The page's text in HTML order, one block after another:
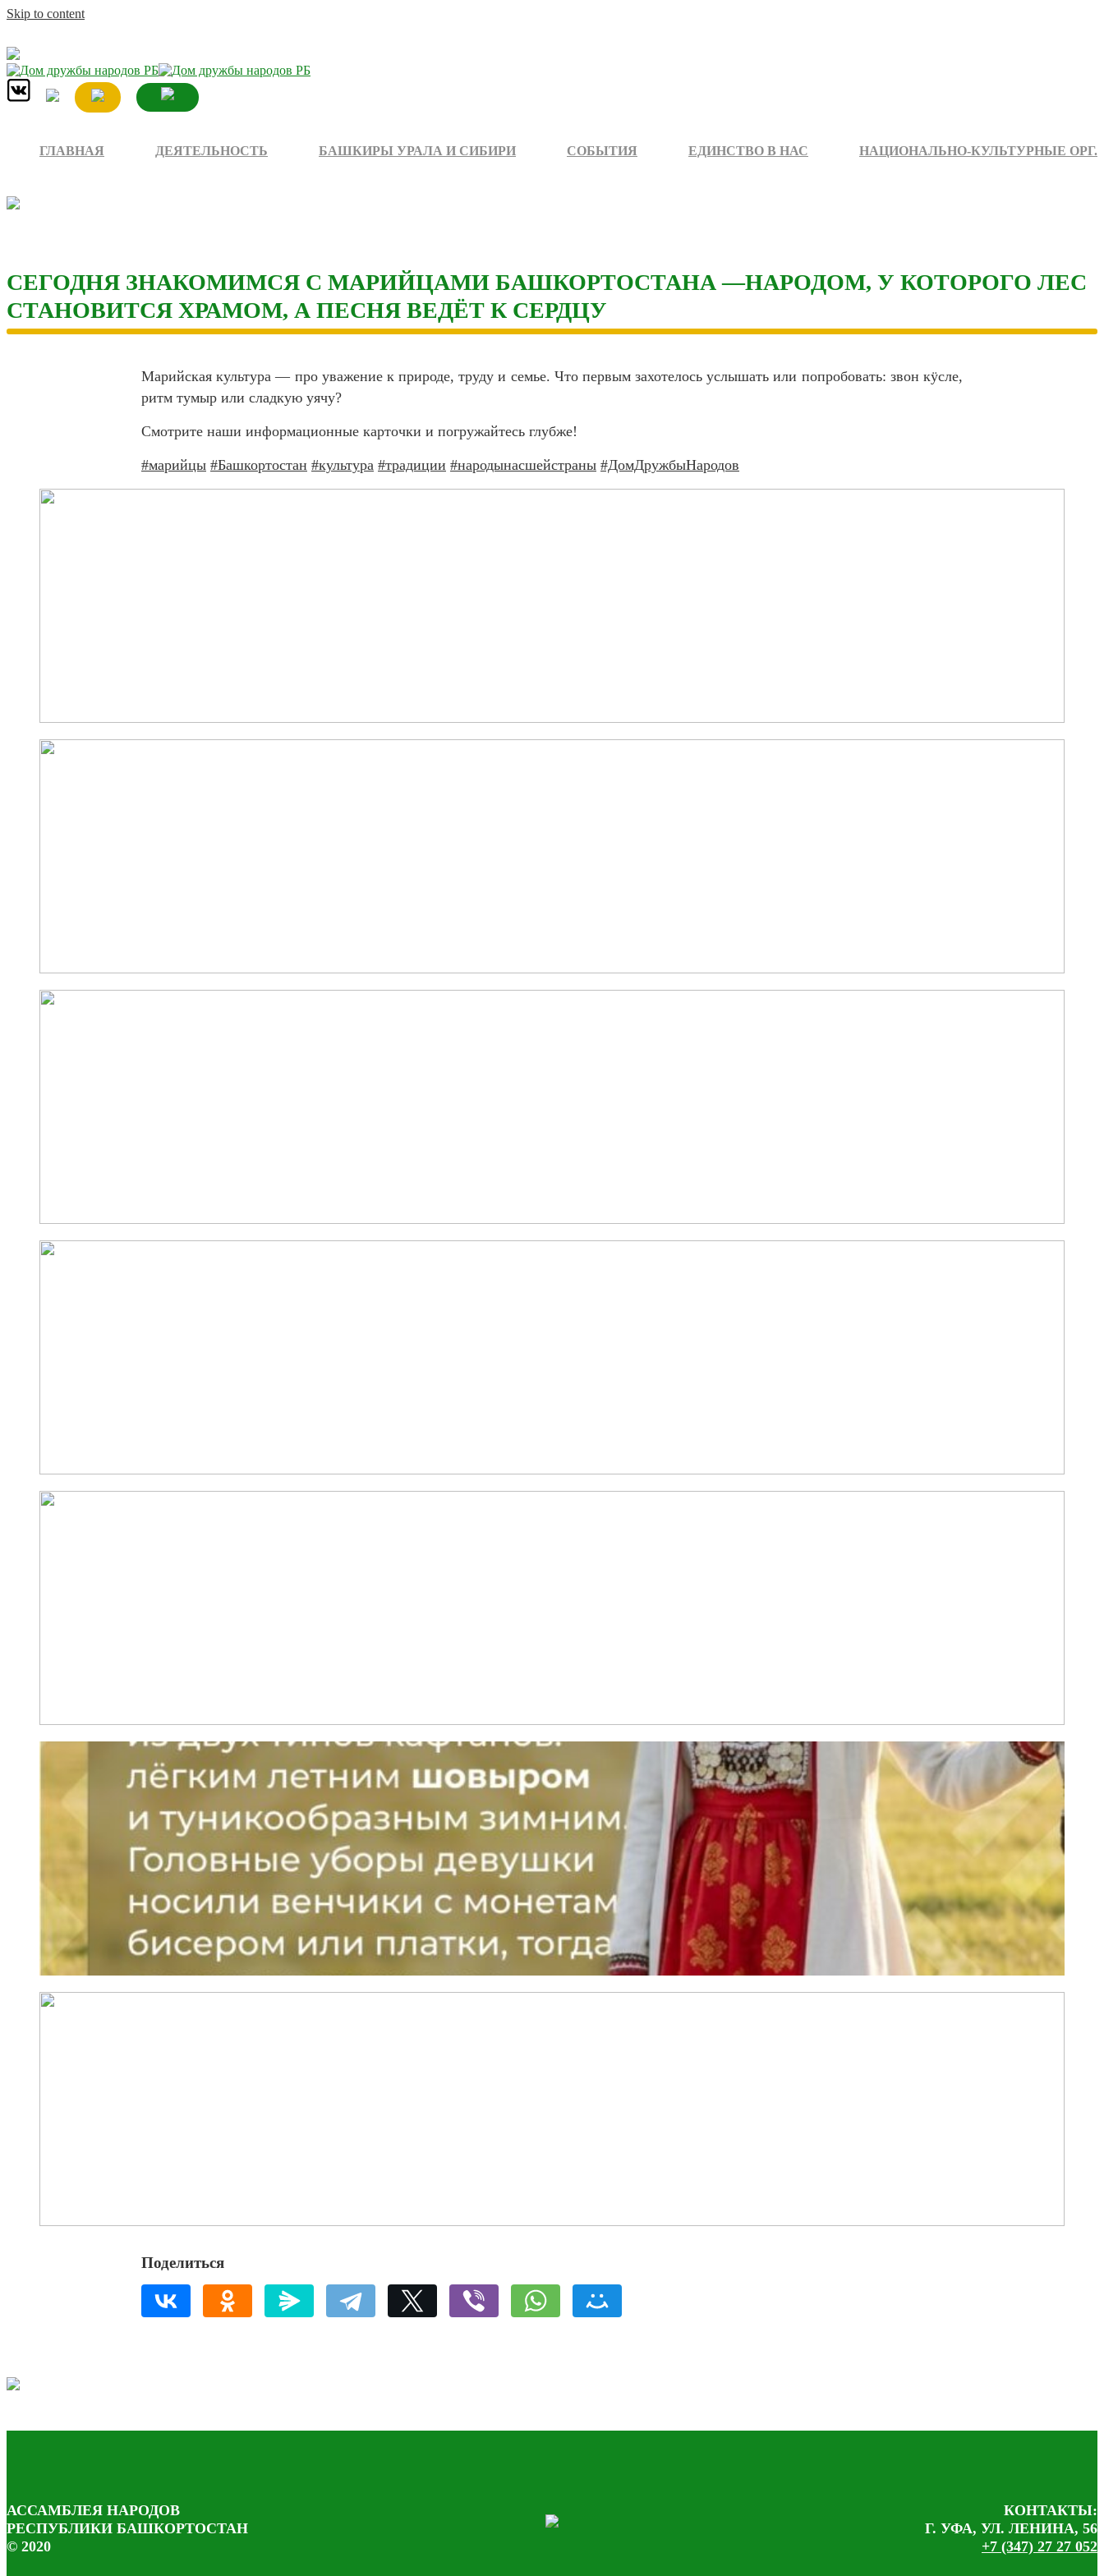
Skip to content
ГЛАВНАЯ ДЕЯТЕЛЬНОСТЬ БАШКИРЫ УРАЛА И СИБИРИ СОБЫТИЯ ЕДИНСТВО В НАС НАЦИОНАЛЬНО-КУЛЬТУРНЫЕ ОРГ.
СЕГОДНЯ ЗНАКОМИМСЯ С МАРИЙЦАМИ БАШКОРТОСТАНА —НАРОДОМ, У КОТОРОГО ЛЕС
СТАНОВИТСЯ ХРАМОМ, А ПЕСНЯ ВЕДЁТ К СЕРДЦУ
Марийская культура — про уважение к природе, труду и семье. Что первым захотелось услышать или попробовать: звон кӱсле,
ритм тумыр или сладкую уячу?
Смотрите наши информационные карточки и погружайтесь глубже!
#марийцы #Башкортостан #культура #традиции #народынасшейстраны #ДомДружбыНародов
Поделиться
АССАМБЛЕЯ НАРОДОВ
РЕСПУБЛИКИ БАШКОРТОСТАН
© 2020
КОНТАКТЫ:
Г. УФА, УЛ. ЛЕНИНА, 56
+7 (347) 27 27 052